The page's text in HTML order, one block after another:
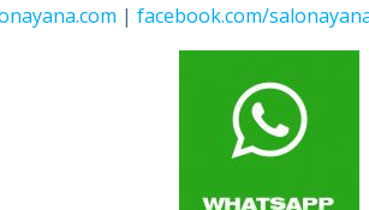
| facebook.com/